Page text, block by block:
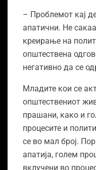
– Проблемот кај
апатични. Не
креирање на
општествена
негативно да се
Младите кои се
општествениот
прашани, како и
процесите и
се во мал број.
апатија, голем
вклучени во